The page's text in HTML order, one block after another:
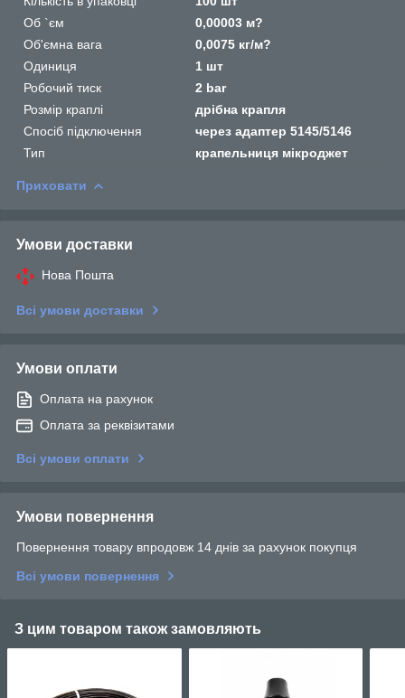
Об `єм
0,00003 м?
Об'ємна вага
0,0075 кг/м?
Одиниця
1 шт
Робочий тиск
2 bar
Розмір краплі
дрібна крапля
Спосіб підключення
через адаптер 5145/5146
Тип
крапельниця мікроджет
Приховати
Умови доставки
Нова Пошта
Всі умови доставки
Умови оплати
Оплата на рахунок
Оплата за реквізитами
Всі умови оплати
Умови повернення
Повернення товару впродовж 14 днів за рахунок покупця
Всі умови повернення
З цим товаром також замовляють